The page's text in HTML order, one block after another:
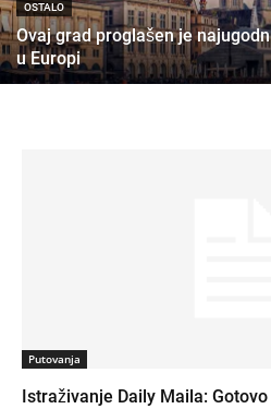
OSTALO
Ovaj grad proglašen je
u Europi
Putovanja
Istraživanje Daily Maila: